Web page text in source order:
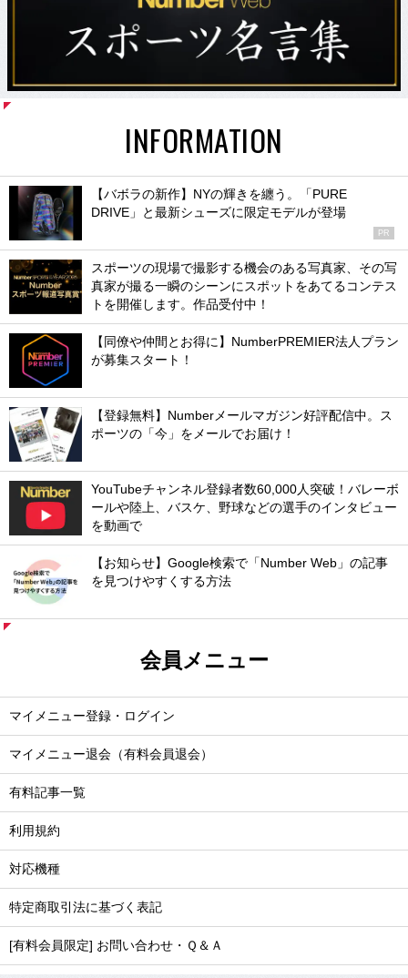
INFORMATION
【バボラの新作】NYの輝きを纏う。「PURE
DRIVE」と最新シューズに限定モデルが登場
PR
スポーツの現場で撮影する機会のある写真家、その写
真家が撮る一瞬のシーンにスポットをあてるコンテス
トを開催します。作品受付中！
【同僚や仲間とお得に】NumberPREMIER法人プラン
が募集スタート！
【登録無料】Numberメールマガジン好評配信中。ス
ポーツの「今」をメールでお届け！
YouTubeチャンネル登録者数60,000人突破！バレーボ
ールや陸上、バスケ、野球などの選手のインタビュー
を動画で
【お知らせ】Google検索で「Number Web」の記事
を見つけやすくする方法
会員メニュー
マイメニュー登録・ログイン
マイメニュー退会（有料会員退会）
有料記事一覧
利用規約
対応機種
特定商取引法に基づく表記
[有料会員限定] お問い合わせ・Ｑ＆Ａ